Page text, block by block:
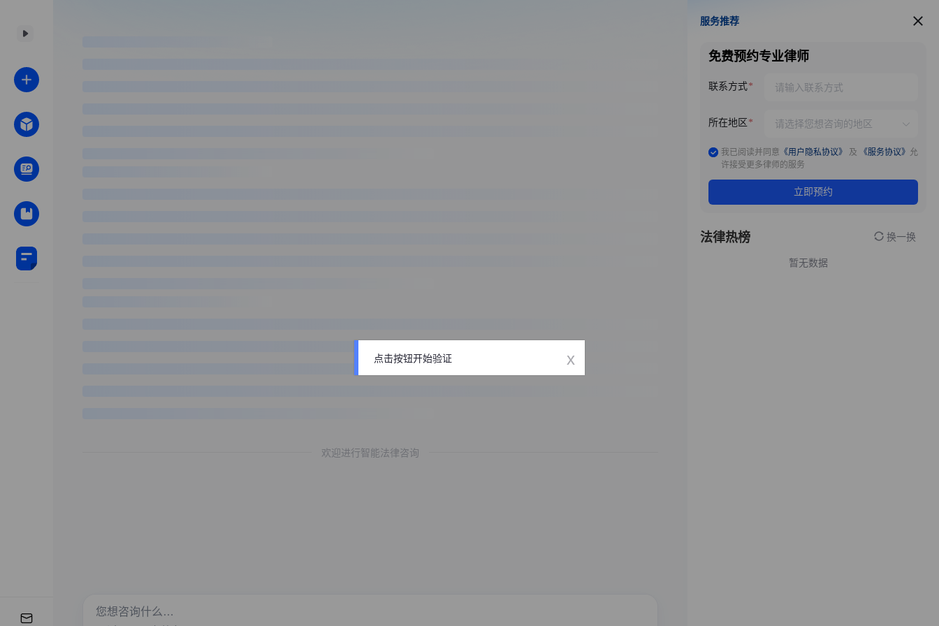
欢迎进行智能法律咨询
服务推荐
服务推荐
免费预约专业律师
联系方式
所在地区
我已阅读并同意 《用户隐私协议》 及 《服务协议》 允
许接受更多律师的服务
立即预约
法律热榜 换一换
暂无数据
点击按钮开始验证 x